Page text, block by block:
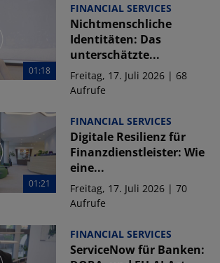
01:18
FINANCIAL SERVICES
Nichtmenschliche
Identitäten: Das
unterschätzte...
Freitag, 17. Juli 2026 | 68
Aufrufe
01:21
FINANCIAL SERVICES
Digitale Resilienz für
Finanzdienstleister: Wie
eine...
Freitag, 17. Juli 2026 | 70
Aufrufe
FINANCIAL SERVICES
ServiceNow für Banken: